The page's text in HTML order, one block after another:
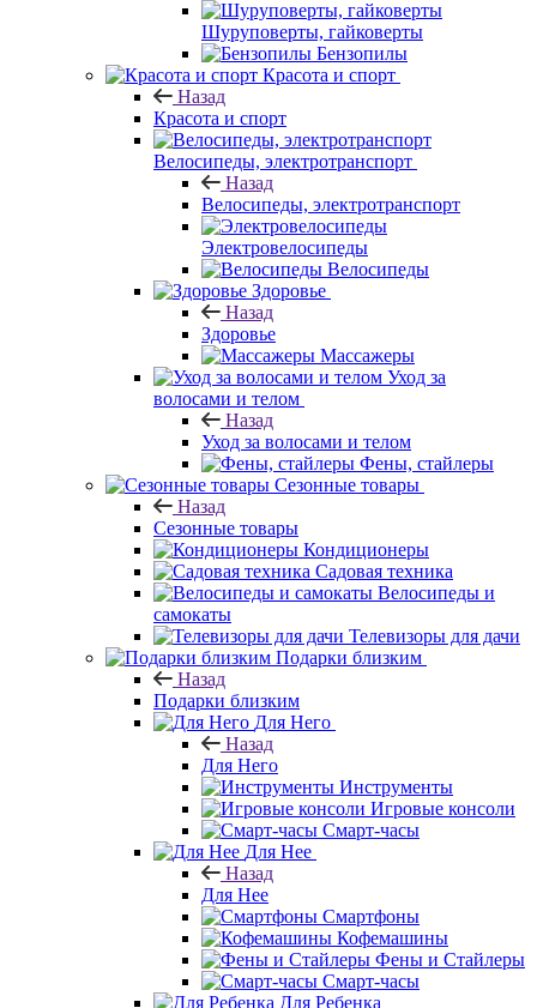
Шуруповерты, гайковерты
Бензопилы
Красота и спорт
Назад
Красота и спорт
Велосипеды, электротранспорт
Назад
Велосипеды, электротранспорт
Электровелосипеды
Велосипеды
Здоровье
Назад
Здоровье
Массажеры
Уход за
волосами и телом
Назад
Уход за волосами и телом
Фены, стайлеры
Сезонные товары
Назад
Сезонные товары
Кондиционеры
Садовая техника
Велосипеды и
самокаты
Телевизоры для дачи
Подарки близким
Назад
Подарки близким
Для Него
Назад
Для Него
Инструменты
Игровые консоли
Смарт-часы
Для Нее
Назад
Для Нее
Смартфоны
Кофемашины
Фены и Стайлеры
Смарт-часы
Для Ребенка